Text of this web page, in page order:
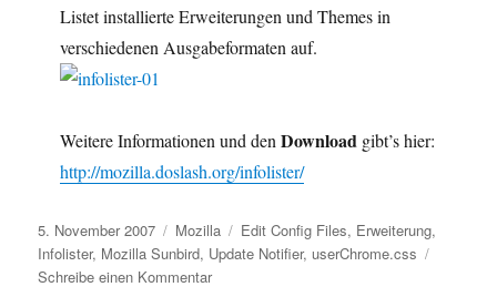
Listet installierte Erweiterungen und Themes in
verschiedenen Ausgabeformaten auf.
Weitere Informationen und denDownload gibt’s hier:
http://mozilla.doslash.org/infolister/
Veröffentlicht
am
5. November 2007 Kategorien
Mozilla Schlagwörter
Edit Config Files, Erweiterung,
Infolister, Mozilla Sunbird, Update Notifier, userChrome.css
Schreibe einen Kommentarzu